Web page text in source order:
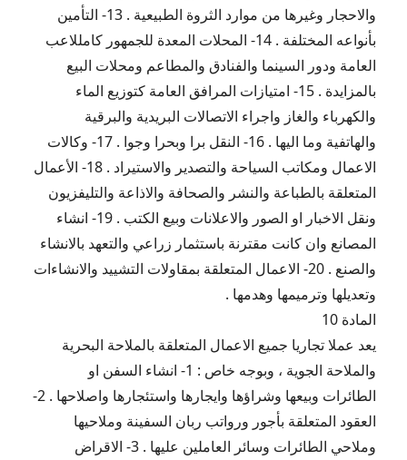
والاحجار وغيرها من موارد الثروة الطبيعية . 13- التأمين
بأنواعه المختلفة . 14- المحلات المعدة للجمهور كامللاعب
العامة ودور السينما والفنادق والمطاعم ومحلات البيع
بالمزايدة . 15- امتيازات المرافق العامة كتوزيع الماء
والكهرباء والغاز واجراء الاتصالات البريدية والبرقية
والهاتفية وما اليها . 16- النقل برا وبحرا وجوا . 17- وكالات
الاعمال ومكاتب السياحة والتصدير والاستيراد . 18- الأعمال
المتعلقة بالطباعة والنشر والصحافة والاذاعة والتليفزيون
ونقل الاخبار او الصور والاعلانات وبيع الكتب . 19- انشاء
المصانع وان كانت مقترنة باستثمار زراعي والتعهد بالانشاء
والصنع . 20- الاعمال المتعلقة بمقاولات التشييد والانشاءات
وتعديلها وترميمها وهدمها .
المادة 10
يعد عملا تجاريا جميع الاعمال المتعلقة بالملاحة البحرية
والملاحة الجوية ، وبوجه خاص : 1- انشاء السفن او
الطائرات وبيعها وشراؤها وايجارها واستئجارها واصلاحها . 2-
العقود المتعلقة بأجور ورواتب ربان السفينة وملاحيها
وملاحي الطائرات وسائر العاملين عليها . 3- الاقراض